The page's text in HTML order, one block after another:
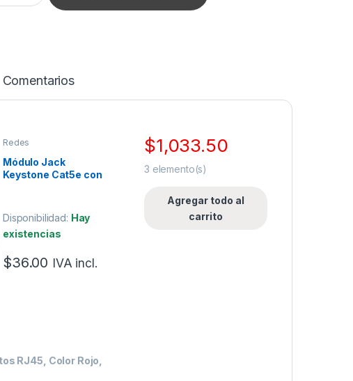
Comentarios
Redes
Módulo Jack
Keystone Cat5e con
faceplate – Color
Azul
Disponibilidad: Hay
existencias
$36.00 IVA incl.
RJ45, Color Rojo,
$1,033.50
3 elemento(s)
Agregar todo al
carrito